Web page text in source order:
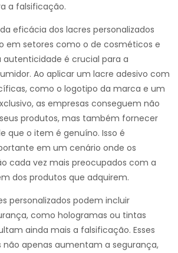
a falsificação.
eficácia dos lacres personalizados
em setores como o de cosméticos e
autenticidade é crucial para a
Ao aplicar um lacre adesivo com
como o logotipo da marca e um
as empresas conseguem não
produtos, mas também fornecer
que o item é genuíno. Isso é
em um cenário onde os
cada vez mais preocupados com a
dos produtos que adquirem.
personalizados podem incluir
como hologramas ou tintas
ainda mais a falsificação. Esses
não apenas aumentam a segurança,